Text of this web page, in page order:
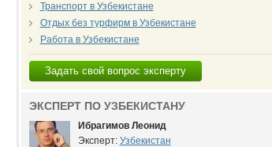
Транспорт в Узбекистане
Отдых без турфирм в Узбекистане
Работа в Узбекистане
Задать свой вопрос эксперту
ЭКСПЕРТ ПО УЗБЕКИСТАНУ
Ибрагимов Леонид
Эксперт: Узбекистан